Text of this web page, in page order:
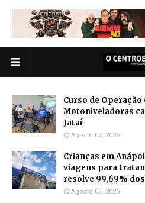
Curso de Operação
Motoniveladoras
Jataí
Agosto 07, 2026
Crianças em
viagens para
resolve 99,69%
Agosto 07, 2026